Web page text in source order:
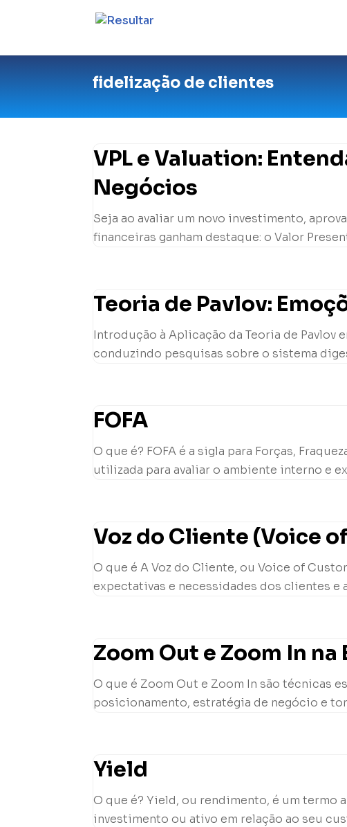
fidelização de clientes
VPL e Valuation:
Negócios
Seja ao avaliar um novo investimento,
financeiras ganham destaque: o Valor
Teoria de Pavlov:
Introdução à Aplicação da Teoria de Pavlov
conduzindo pesquisas sobre o sistema
FOFA
O que é? FOFA é a sigla para Forças,
utilizada para avaliar o ambiente interno e
Voz do Cliente (Voice
O que é A Voz do Cliente, ou Voice of
expectativas e necessidades dos clientes e
Zoom Out e Zoom In
O que é Zoom Out e Zoom In são técnicas
posicionamento, estratégia de negócio e
Yield
O que é? Yield, ou rendimento, é um termo
investimento ou ativo em relação ao seu